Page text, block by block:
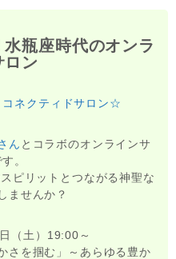
瓶座時代のオンラ
ロン
ネクティドサロン☆
ん とコラボのオンラインサ
。
ピリットとつながる神聖な
ませんか？
（土）19:00～
さを掴む」～あらゆる豊か